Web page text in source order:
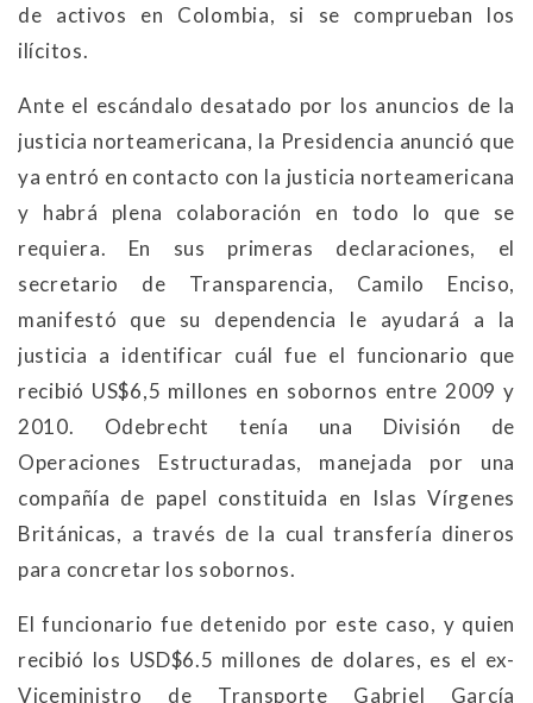
de activos en Colombia, si se comprueban los
ilícitos.
Ante el escándalo desatado por los anuncios de la
justicia norteamericana, la Presidencia anunció que
ya entró en contacto con la justicia norteamericana
y habrá plena colaboración en todo lo que se
requiera. En sus primeras declaraciones, el
secretario de Transparencia, Camilo Enciso,
manifestó que su dependencia le ayudará a la
justicia a identificar cuál fue el funcionario que
recibió US$6,5 millones en sobornos entre 2009 y
2010. Odebrecht tenía una División de
Operaciones Estructuradas, manejada por una
compañía de papel constituida en Islas Vírgenes
Británicas, a través de la cual transfería dineros
para concretar los sobornos.
El funcionario fue detenido por este caso, y quien
recibió los USD$6.5 millones de dolares, es el ex-
Viceministro de Transporte Gabriel García